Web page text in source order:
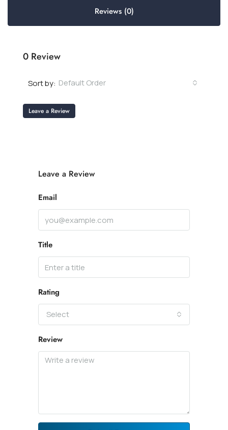
Reviews (0)
0 Review
Sort by: Default Order
Leave a Review
Leave a Review
Email
Title
Rating
Select
Review